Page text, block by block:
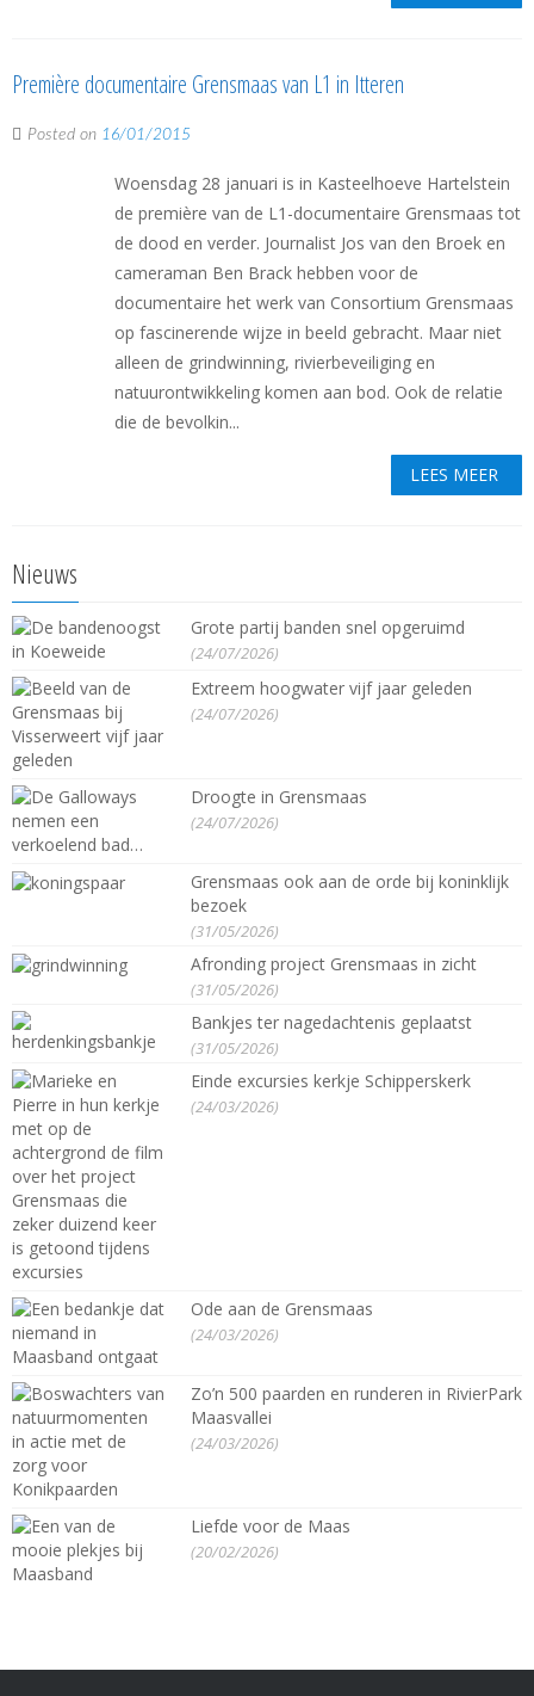
Première documentaire Grensmaas van L1 in Itteren
Posted on 16/01/2015
Woensdag 28 januari is in Kasteelhoeve Hartelstein
de première van de L1-documentaire Grensmaas tot
de dood en verder. Journalist Jos van den Broek en
cameraman Ben Brack hebben voor de
documentaire het werk van Consortium Grensmaas
op fascinerende wijze in beeld gebracht. Maar niet
alleen de grindwinning, rivierbeveiliging en
natuurontwikkeling komen aan bod. Ook de relatie
die de bevolkin...
LEES MEER
Nieuws
Grote partij banden snel opgeruimd
(24/07/2026)
Extreem hoogwater vijf jaar geleden
(24/07/2026)
Droogte in Grensmaas
(24/07/2026)
Grensmaas ook aan de orde bij koninklijk
bezoek
(31/05/2026)
Afronding project Grensmaas in zicht
(31/05/2026)
Bankjes ter nagedachtenis geplaatst
(31/05/2026)
Einde excursies kerkje Schipperskerk
(24/03/2026)
Ode aan de Grensmaas
(24/03/2026)
Zo’n 500 paarden en runderen in RivierPark
Maasvallei
(24/03/2026)
Liefde voor de Maas
(20/02/2026)